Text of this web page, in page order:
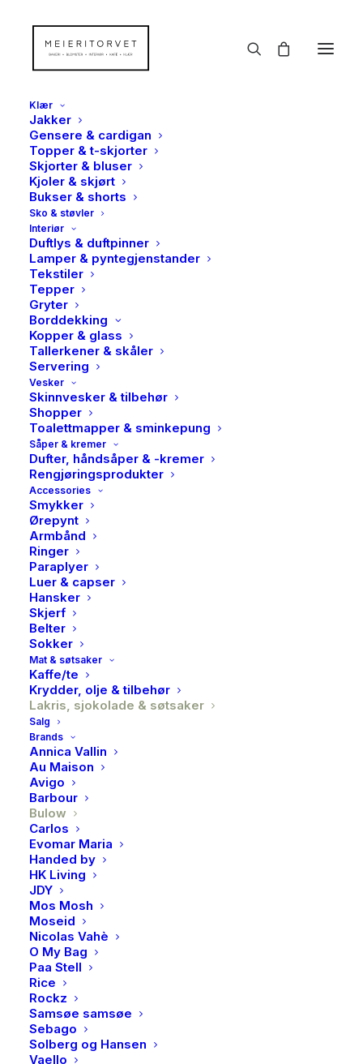
Klær
Jakker
Gensere & cardigan
Topper & t-skjorter
Skjorter & bluser
Kjoler & skjørt
Bukser & shorts
Sko & støvler
Interiør
Duftlys & duftpinner
Lamper & pyntegjenstander
Tekstiler
Tepper
Gryter
Borddekking
Kopper & glass
Tallerkener & skåler
Servering
Vesker
Skinnvesker & tilbehør
Shopper
Toalettmapper & sminkepung
Såper & kremer
Dufter, håndsåper & -kremer
Rengjøringsprodukter
Accessories
Smykker
Ørepynt
Armbånd
Ringer
Paraplyer
Luer & capser
Hansker
Skjerf
Belter
Sokker
Mat & søtsaker
Kaffe/te
Krydder, olje & tilbehør
Lakris, sjokolade & søtsaker
Salg
Brands
Annica Vallin
Au Maison
Avigo
Barbour
Bulow
Carlos
Evomar Maria
Handed by
HK Living
JDY
Mos Mosh
Moseid
Nicolas Vahè
O My Bag
Paa Stell
Rice
Rockz
Samsøe samsøe
Sebago
Solberg og Hansen
Vaello
Lakris Bulow, Lime
crackle, 115g
119,00kr
LIME CRACKLE blander syrlig lime og lemon med
kremet hvit sjokolade, en salt lakriskjerne og et sprøtt
grønt sukkertrekk. Denne kombinasjonen av søtt og
syrlig gir en herlig sitrussmak og en tilfredsstillende
krønsj, som får smaksløkene dine til å lengte etter mer.
På lager
Lakris
Bulow,
Lime
crackle,
115g
antall
Produktnummer
Kategorier
Brand
Bulow
BESKRIVELSE
LIME CRACKLE blander syrlig lime og lemon med
kremet hvit sjokolade, en salt lakriskjerne og et sprøtt
grønt sukkertrekk. Denne kombinasjonen av søtt og
syrlig gir en herlig sitrussmak og en tilfredsstillende
krønsj, som får smaksløkene dine til å lengte etter mer.